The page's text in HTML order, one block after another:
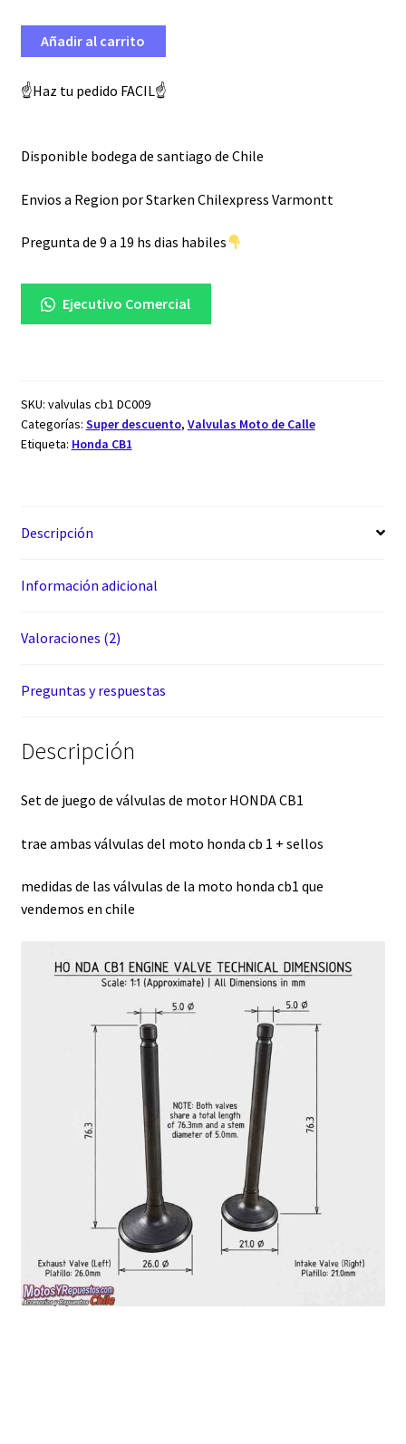
era:
$ 8.900.
es:
$ 6.230.
Añadir al carrito
☝️Haz tu pedido FACIL☝️
Disponible bodega de santiago de Chile
Envios a Region por Starken Chilexpress Varmontt
Pregunta de 9 a 19 hs dias habiles
Ejecutivo Comercial
SKU: valvulas cb1 DC009
Categorías: Super descuento, Valvulas Moto de Calle
Etiqueta: Honda CB1
Descripción
Información adicional
Valoraciones (2)
Preguntas y respuestas
Descripción
Set de juego de válvulas de motor HONDA CB1
trae ambas válvulas del moto honda cb 1 + sellos
medidas de las válvulas de la moto honda cb1 que
vendemos en chile